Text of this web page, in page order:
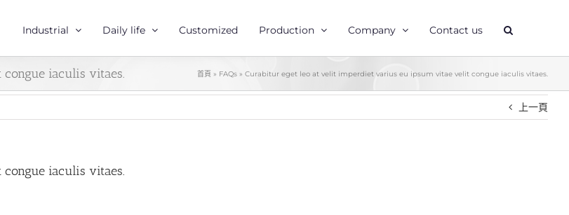
Industrial Daily life Customized Production Company Contact us
iaculis vitaes. 首頁 » FAQs » Curabitur eget leo at velit imperdiet varius eu ipsum vitae velit congue iaculis vitaes.
上一頁
iaculis vitaes.